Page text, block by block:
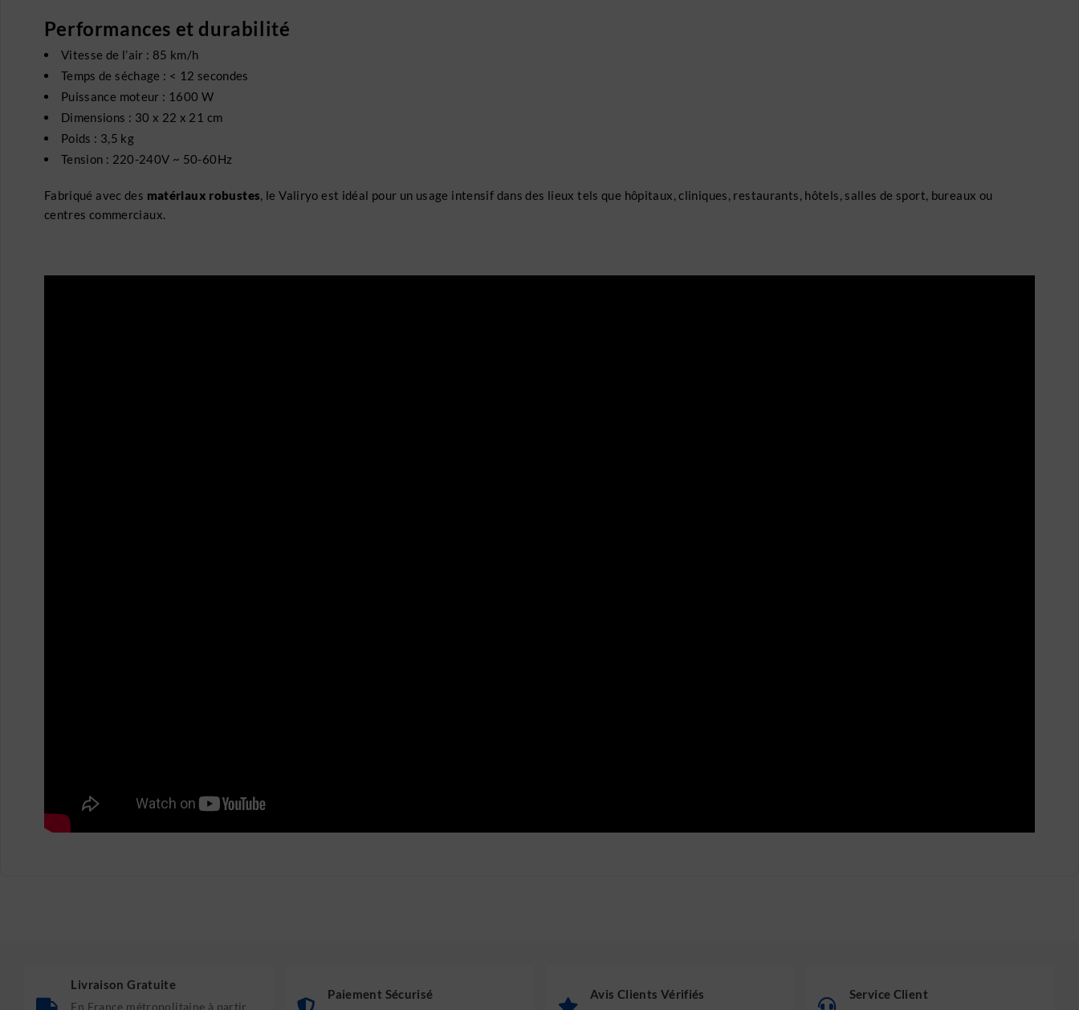
Performances et durabilité
Vitesse de l’air : 85 km/h
Temps de séchage : < 12 secondes
Puissance moteur : 1600 W
Dimensions : 30 x 22 x 21 cm
Poids : 3,5 kg
Tension : 220-240V ~ 50-60Hz
Fabriqué avec des matériaux robustes, le Valiryo est idéal pour un usage intensif dans des lieux tels que hôpitaux, cliniques, restaurants, hôtels, salles de sport, bureaux ou
centres commerciaux.
Livraison Gratuite
En France métropolitaine à partir
Paiement Sécurisé Avis Clients Vérifiés Service Client